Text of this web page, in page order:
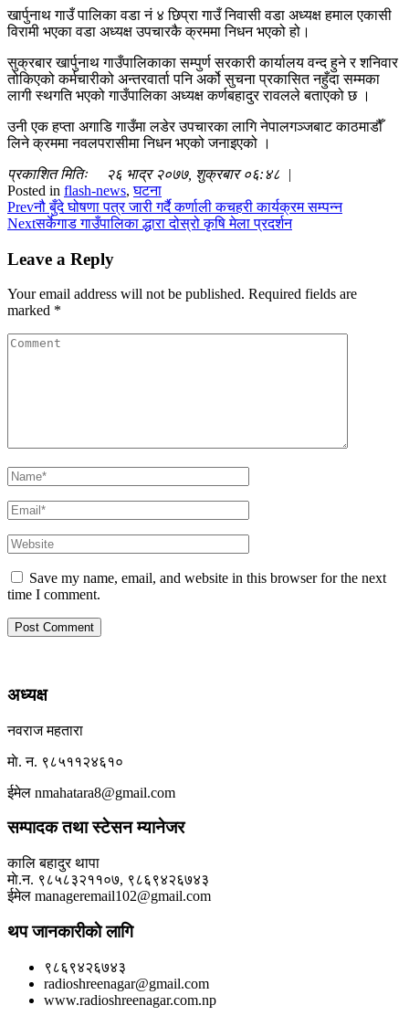
खार्पुनाथ गाउँ पालिका वडा नं ४ छिप्रा गाउँ निवासी वडा अध्यक्ष हमाल एकासी
विरामी भएका वडा अध्यक्ष उपचारकै क्रममा निधन भएको हो।
सुक्रबार खार्पुनाथ गाउँपालिकाका सम्पुर्ण सरकारी कार्यालय वन्द हुने र शनिवार
तोकिएको कर्मचारीको अन्तरवार्ता पनि अर्को सुचना प्रकासित नहुँदा सम्मका
लागी स्थगति भएको गाउँपालिका अध्यक्ष कर्णबहादुर रावलले बताएको छ ।
उनी एक हप्ता अगाडि गाउँमा लडेर उपचारका लागि नेपालगञ्जबाट काठमाडौँ
लिने क्रममा नवलपरासीमा निधन भएको जनाइएको ।
प्रकाशित मितिः २६ भाद्र २०७७, शुक्रबार ०६:४८ |
Posted in flash-news,घटना
Prevनौ बुँदे घोषणा पत्र जारी गर्दै कर्णाली कचहरी कार्यक्रम सम्पन्न
Nextसर्केगाड गाउँपालिका द्धारा दोस्रो कृषि मेला प्रदर्शन
Leave a Reply
Your email address will not be published. Required fields are
marked *
Save my name, email, and website in this browser for the next
time I comment.
अध्यक्ष
नवराज महतारा
माे. न. ९८५११२४६१०
ईमेल nmahatara8@gmail.com
सम्पादक तथा स्टेसन म्यानेजर
कालि बहादुर थापा
माे.न. ९८५८३२११०७, ९८६९४२६७४३
ईमेल manageremail102@gmail.com
थप जानकारीकाे लागि
९८६९४२६७४३
radioshreenagar@gmail.com
www.radioshreenagar.com.np